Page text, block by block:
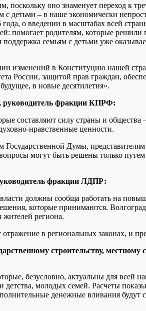
оно знаменует переход к
– в наше экономически
о введении в масштабах всей
помогает родителям, которые
семьям с детьми уже
изменений в Конституцию нашей
России, защитой прав граждан,
в новые десятилетия».
руководитель фракции КПРФ:
составляют силу страны и общества
нравственные ценности.
Думы,
могут быть решены только
фракции ЛДПР:
должны сообща работать на
которые принимаются.
региона.
в региональных законах, и
строительству,
безусловно, актуальны для всей
молодых семей. Расчеты
денежные вливания